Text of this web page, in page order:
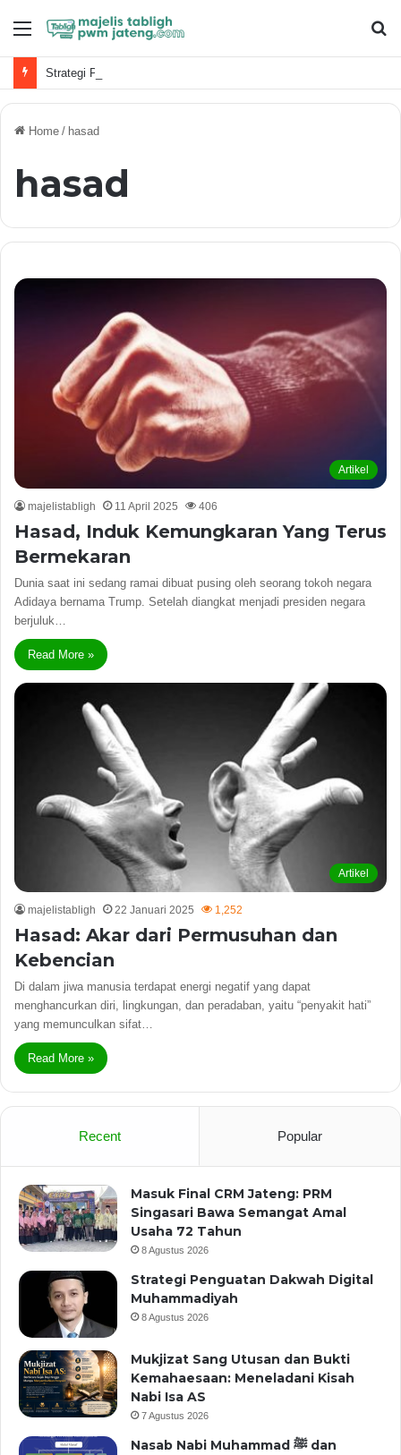
Menu
Strategi Penguatan Dakwah Digital Muhammadiyah
Home / hasad
hasad
Artikel
majelistabligh 11 April 2025 406
Hasad, Induk Kemungkaran Yang Terus
Bermekaran
Dunia saat ini sedang ramai dibuat pusing oleh seorang tokoh negara
Adidaya bernama Trump. Setelah diangkat menjadi presiden negara
berjuluk…
Read More »
Artikel
majelistabligh 22 Januari 2025 1,252
Hasad: Akar dari Permusuhan dan
Kebencian
Di dalam jiwa manusia terdapat energi negatif yang dapat
menghancurkan diri, lingkungan, dan peradaban, yaitu “penyakit hati”
yang memunculkan sifat…
Read More »
Recent Popular
Masuk Final CRM Jateng: PRM
Singasari Bawa Semangat Amal
Usaha 72 Tahun
8 Agustus 2026
Strategi Penguatan Dakwah Digital
Muhammadiyah
8 Agustus 2026
Mukjizat Sang Utusan dan Bukti
Kemahaesaan: Meneladani Kisah
Nabi Isa AS
7 Agustus 2026
Nasab Nabi Muhammad ﷺ dan